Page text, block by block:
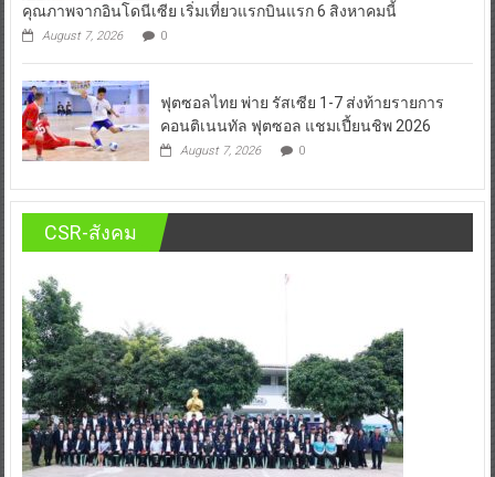
คุณภาพจากอินโดนีเซีย เริ่มเที่ยวแรกบินแรก 6 สิงหาคมนี้
August 7, 2026 0
ฟุตซอลไทย พ่าย รัสเซีย 1-7 ส่งท้ายรายการ
คอนติเนนทัล ฟุตซอล แชมเปี้ยนชิพ 2026
August 7, 2026 0
CSR-สังคม